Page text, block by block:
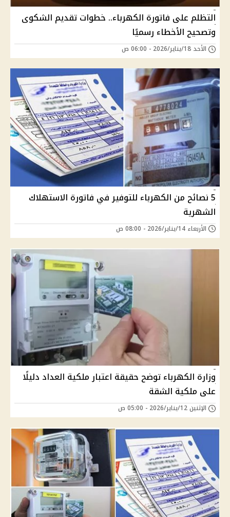
التظلم على فاتورة الكهرباء.. خطوات تقديم الشكوى
وتصحيح الأخطاء رسميًا
الأحد 18/يناير/2026 - 06:00 ص
5 نصائح من الكهرباء للتوفير في فاتورة الاستهلاك
الشهرية
الأربعاء 14/يناير/2026 - 08:00 ص
وزارة الكهرباء توضح حقيقة اعتبار ملكية العداد دليلًا
على ملكية الشقة
الإثنين 12/يناير/2026 - 05:00 ص